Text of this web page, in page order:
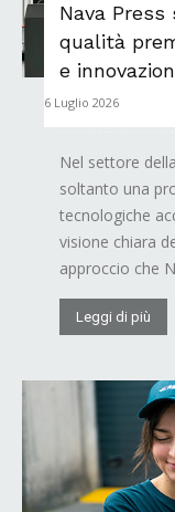
Nava Press
qualità
e
6 Luglio 2026
Nel settore
soltanto una
tecnologiche
visione chiara
approccio che
Leggi di più